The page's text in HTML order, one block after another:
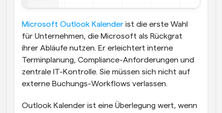
Microsoft Outlook Kalender ist die erste Wahl
für Unternehmen, die Microsoft als Rückgrat
ihrer Abläufe nutzen. Er erleichtert interne
Terminplanung, Compliance-Anforderungen und
zentrale IT-Kontrolle. Sie müssen sich nicht auf
externe Buchungs-Workflows verlassen.
Outlook Kalender ist eine Überlegung wert, wenn